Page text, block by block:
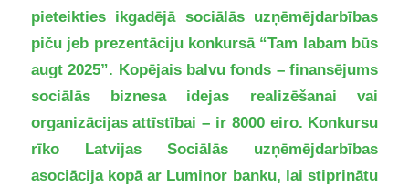
pieteikties ikgadējā sociālās uzņēmējdarbības
piču jeb prezentāciju konkursā “Tam labam būs
augt 2025”. Kopējais balvu fonds – finansējums
sociālās biznesa idejas realizēšanai vai
organizācijas attīstībai – ir 8000 eiro. Konkursu
rīko Latvijas Sociālās uzņēmējdarbības
asociācija kopā ar Luminor banku, lai stiprinātu